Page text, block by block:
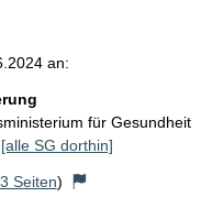
an:
für Gesundheit
[alle SG dorthin]
Seiten)